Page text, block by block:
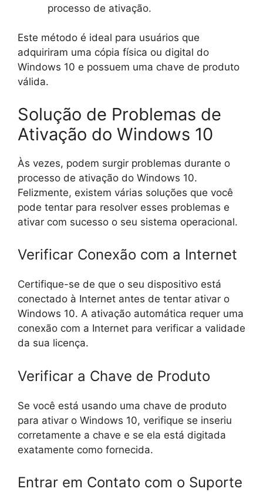
processo de ativação.
Este método é ideal para usuários que
adquiriram uma cópia física ou digital do
Windows 10 e possuem uma chave de produto
válida.
Solução de Problemas de
Ativação do Windows 10
Às vezes, podem surgir problemas durante o
processo de ativação do Windows 10.
Felizmente, existem várias soluções que você
pode tentar para resolver esses problemas e
ativar com sucesso o seu sistema operacional.
Verificar Conexão com a Internet
Certifique-se de que o seu dispositivo está
conectado à Internet antes de tentar ativar o
Windows 10. A ativação automática requer uma
conexão com a Internet para verificar a validade
da sua licença.
Verificar a Chave de Produto
Se você está usando uma chave de produto
para ativar o Windows 10, verifique se inseriu
corretamente a chave e se ela está digitada
exatamente como fornecida.
Entrar em Contato com o Suporte